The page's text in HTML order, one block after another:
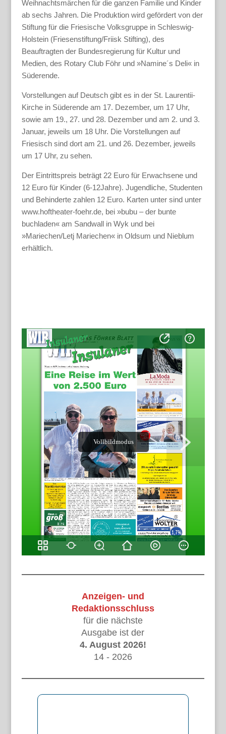
Weihnachtsmärchen für die ganzen Familie und Kinder
ab sechs Jahren. Die Produktion wird gefördert von der
Stiftung für die Friesische Volksgruppe in Schleswig-
Holstein (Friesenstiftung/Friisk Stifting), des
Beauftragten der Bundesregierung für Kultur und
Medien, des Rotary Club Föhr und »Namine´s Deli« in
Süderende.
Vorstellungen auf Deutsch gibt es in der St. Laurentii-
Kirche in Süderende am 17. Dezember, um 17 Uhr,
sowie am 19., 27. und 28. Dezember und am 2. und 3.
Januar, jeweils um 18 Uhr. Die Vorstellungen auf
Friesisch sind dort am 21. und 26. Dezember, jeweils
um 17 Uhr, zu sehen.
Der Eintrittspreis beträgt 22 Euro für Erwachsene und
12 Euro für Kinder (6-12Jahre). Jugendliche, Studenten
und Behinderte zahlen 12 Euro. Karten unter sind unter
www.hoftheater-foehr.de, bei »bubu – der bunte
buchladen« am Sandwall in Wyk und bei
»Mariechen/Letj Mariechen« in Oldsum und Nieblum
erhältlich.
Anzeigen- und
Redaktionsschluss
für die nächste
Ausgabe ist der
4. August 2026!
14 - 2026